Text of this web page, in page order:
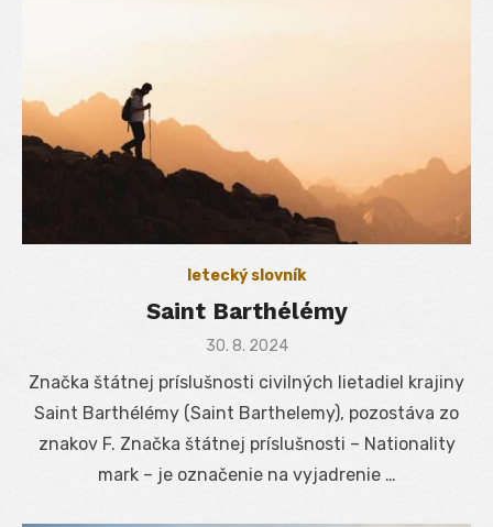
letecký slovník
Saint Barthélémy
Posted
30. 8. 2024
Značka štátnej príslušnosti civilných lietadiel krajiny
Saint Barthélémy (Saint Barthelemy), pozostáva zo
znakov F. Značka štátnej príslušnosti – Nationality
mark – je označenie na vyjadrenie …